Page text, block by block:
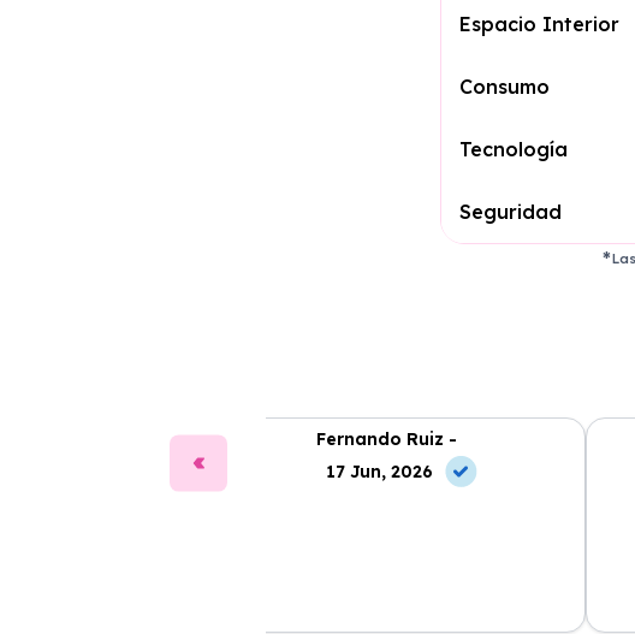
Espacio Interior
Consumo
Tecnología
Seguridad
Fernando Ruiz -
17 Jun, 2026